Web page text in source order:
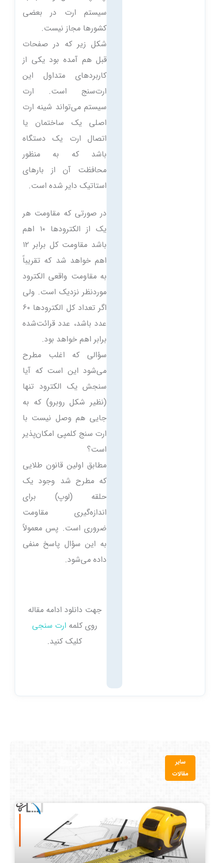
سیستم ارت در بعضی
کشورها مجاز نیست.
شکل زیر که در صفحات
قبل هم آمده بود یکی از
کاربردهای متداول این
ارت‌سنج است. ارت
سیستم می‌تواند شینه ارت
اصلی یک ساختمان یا
اتصال ارت یک دستگاه
باشد که به منظور
محافظت آن از بارهای
استاتیک دایر شده است.
در صورتی که مقاومت هر
یک از الکترودها ۱۰ اهم
باشد مقاومت كل برابر ۱۲
اهم خواهد شد که تقریباً
به مقاومت واقعی الكترود
موردنظر نزدیک است. ولی
اگر تعداد کل الکترودها ۶۰
عدد باشد، عدد قرائت‌شده
برابر اهم خواهد بود.
سؤالی که اغلب مطرح
می‌شود این است که آیا
سنجش یک الكترود تنها
(نظیر شکل روبرو) که به
جایی هم وصل نیست با
ارت سنج کلمپی امکان‌پذیر
است؟
مطابق اولین قانون طلایی
که مطرح شد وجود یک
حلقه (لوپ) برای
اندازه‌گیری مقاومت
ضروری است. پس معمولاً
به این سؤال پاسخ منفی
داده می‌شود.
جهت دانلود ادامه مقاله
روی کلمه ارت سنجی
کلیک کنید.
سایر
مقالات